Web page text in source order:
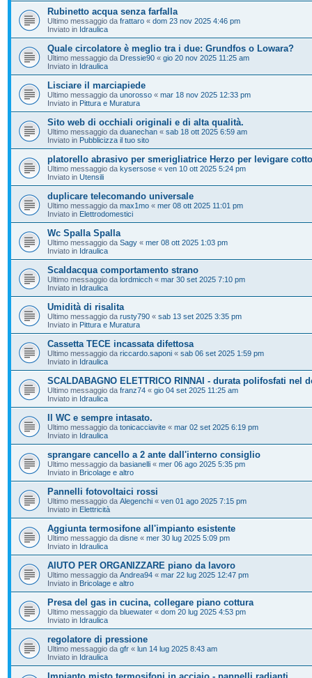
Rubinetto acqua senza farfalla
Ultimo messaggio da frattaro « dom 23 nov 2025 4:46 pm
Inviato in Idraulica
Quale circolatore è meglio tra i due: Grundfos o Lowara?
Ultimo messaggio da Dressie90 « gio 20 nov 2025 11:25 am
Inviato in Idraulica
Lisciare il marciapiede
Ultimo messaggio da unorosso « mar 18 nov 2025 12:33 pm
Inviato in Pittura e Muratura
Sito web di occhiali originali e di alta qualità.
Ultimo messaggio da duanechan « sab 18 ott 2025 6:59 am
Inviato in Pubblicizza il tuo sito
platorello abrasivo per smerigliatrice Herzo per levigare cotto
Ultimo messaggio da kysersose « ven 10 ott 2025 5:24 pm
Inviato in Utensili
duplicare telecomando universale
Ultimo messaggio da max1mo « mer 08 ott 2025 11:01 pm
Inviato in Elettrodomestici
Wc Spalla Spalla
Ultimo messaggio da Sagy « mer 08 ott 2025 1:03 pm
Inviato in Idraulica
Scaldacqua comportamento strano
Ultimo messaggio da lordmicch « mar 30 set 2025 7:10 pm
Inviato in Idraulica
Umidità di risalita
Ultimo messaggio da rusty790 « sab 13 set 2025 3:35 pm
Inviato in Pittura e Muratura
Cassetta TECE incassata difettosa
Ultimo messaggio da riccardo.saponi « sab 06 set 2025 1:59 pm
Inviato in Idraulica
SCALDABAGNO ELETTRICO RINNAI - durata polifosfati nel
Ultimo messaggio da franz74 « gio 04 set 2025 11:25 am
Inviato in Idraulica
Il WC e sempre intasato.
Ultimo messaggio da tonicacciavite « mar 02 set 2025 6:19 pm
Inviato in Idraulica
sprangare cancello a 2 ante dall'interno consiglio
Ultimo messaggio da basianelli « mer 06 ago 2025 5:35 pm
Inviato in Bricolage e altro
Pannelli fotovoltaici rossi
Ultimo messaggio da Alegenchi « ven 01 ago 2025 7:15 pm
Inviato in Elettricità
Aggiunta termosifone all'impianto esistente
Ultimo messaggio da disne « mer 30 lug 2025 5:09 pm
Inviato in Idraulica
AIUTO PER ORGANIZZARE piano da lavoro
Ultimo messaggio da Andrea94 « mar 22 lug 2025 12:47 pm
Inviato in Bricolage e altro
Presa del gas in cucina, collegare piano cottura
Ultimo messaggio da bluewater « dom 20 lug 2025 4:53 pm
Inviato in Idraulica
regolatore di pressione
Ultimo messaggio da gfr « lun 14 lug 2025 8:43 am
Inviato in Idraulica